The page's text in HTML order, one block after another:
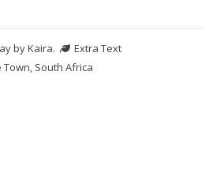
byKaira.
Extra Text
Town, South Africa